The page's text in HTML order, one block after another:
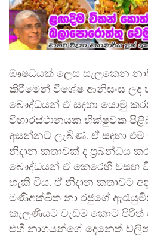
ඖෂධයක් ලෙස සැලකෙන
කිරීමෙන් විශේෂ ආනිසංස ලද
බෞද්ධයන් ඒ සඳහා යොමු
විහාරස්ථානයක භික්ෂුවක
අසන්නට ලැබිණ. ඒ සඳහා
නිදාන කතාවක් ද ප්‍රබන්ධය
බෞද්ධයන් ඒ කෙරෙහි වසඟ
හැකි විය. ඒ නිදාන කතාවට
මණිඅක්ඛිත නා රජුගේ
කැලණියට වැඩම කොට පිරිත්
එහි නාගයන්ගේ දෙනෙත්